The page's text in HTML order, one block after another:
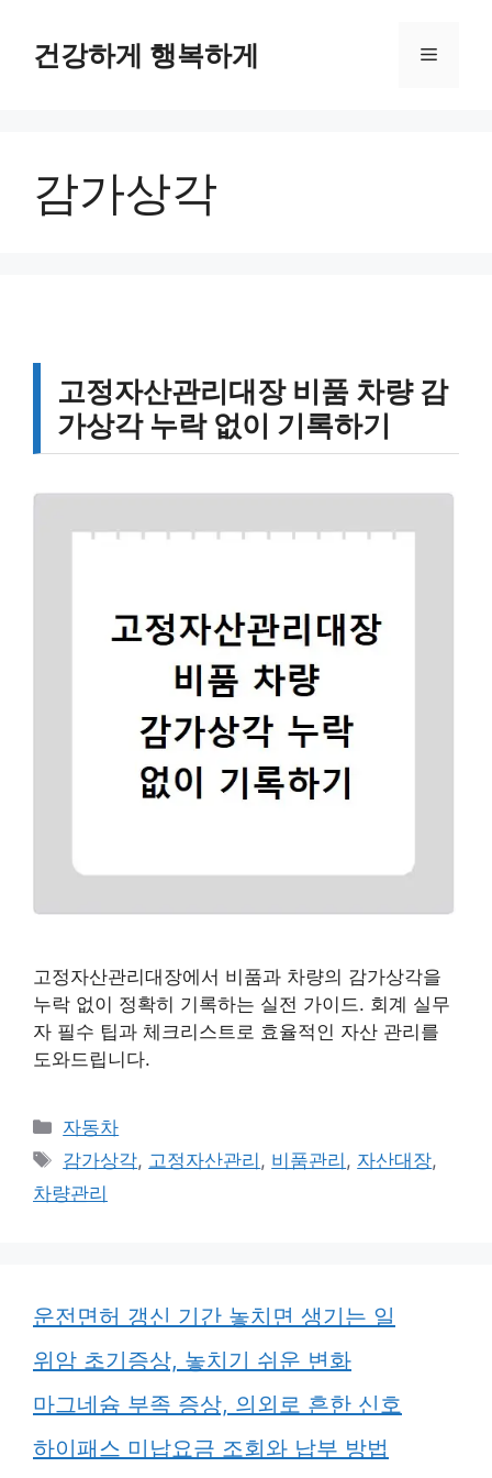
건강하게 행복하게 메
감가상각
고정자산관리대장 비품 차량 감
가상각 누락 없이 기록하기
고정자산관리대장에서 비품과 차량의 감가상각을
누락 없이 정확히 기록하는 실전 가이드. 회계 실무
자 필수 팁과 체크리스트로 효율적인 자산 관리를
도와드립니다.
카
테
리
자동차
태
그
감가상각, 고정자산관리 , 비품관리 , 자산대장,
차량관리
운전면허 갱신 기간 놓치면 생기는 일
위암 초기증상, 놓치기 쉬운 변화
마그네슘 부족 증상, 의외로 흔한 신호
하이패스 미납요금 조회와 납부 방법